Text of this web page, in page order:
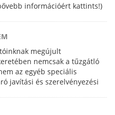
információért kattints!)
megújult
nemcsak a tűzgátló
az egyéb speciális
javítási és szerelvényezési